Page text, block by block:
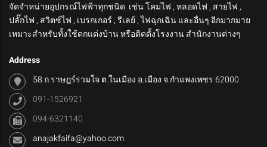
จัดจำหน่ายอุปกรณ์ไฟฟ้าทุกชนิด เช่น โคมไฟ , หลอดไฟ , สายไฟ ,
ปลั๊กไฟ , สวิตซ์ไฟ , เบรกเกอร์ , รีเลย์ , ไฟฉุกเฉิน และอื่นๆ อีกมากมาย
เหมาะสำหรับทั้งใช้ตกแต่งบ้าน หรือติดตั้งโรงงาน สำนักงานต่างๆ
Address
58 ถ.ราษฎร์รวมใจ ต.ในเมือง อ.เมือง จ.กำแพงเพชร 62000
091-1526921
094-6321140
anajakfaifa@yahoo.com